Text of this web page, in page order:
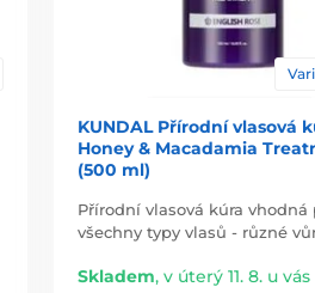
KUNDAL Přírodní vlasová
Honey & Macadamia
(500 ml)
Přírodní vlasová kúra vhodná
všechny typy vlasů - různé
Skladem,v úterý 11. 8. u vás